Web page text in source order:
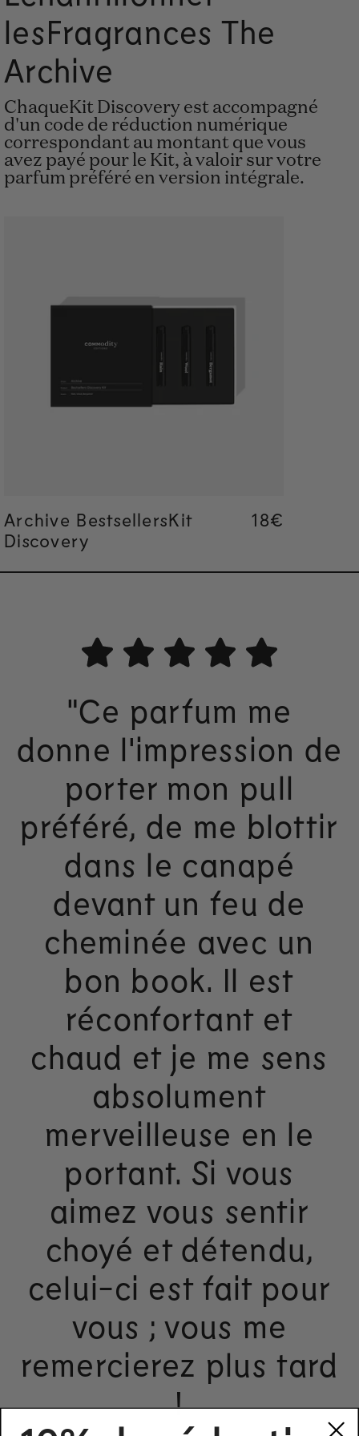
lesFragrances The
Archive
ChaqueKit Discovery est accompagné
d'un code de réduction numérique
correspondant au montant que vous
avez payé pour le Kit, à valoir sur votre
parfum préféré en version intégrale.
Archive BestsellersKit
Discovery
Regular
18€
"Ce parfum me
donne l'impression de
porter mon pull
préféré, de me blottir
dans le canapé
devant un feu de
cheminée avec un
bon book. Il est
réconfortant et
chaud et je me sens
absolument
merveilleuse en le
portant. Si vous
aimez vous sentir
choyé et détendu,
celui-ci est fait pour
vous ; vous me
remercierez plus tard
!